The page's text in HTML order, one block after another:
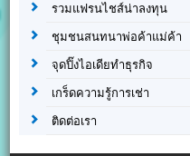
รวมแฟรนไชส์น่าลงทุน
ชุมชนสนทนาพ่อค้าแม่ค้า
จุดปิ๊งไอเดียทำธุรกิจ
เกร็ดความรู้การเช่า
ติดต่อเรา